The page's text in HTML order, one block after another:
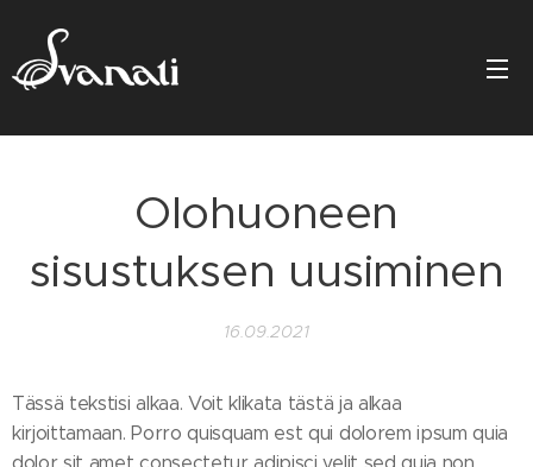
Olohuoneen
sisustuksen uusiminen
16.09.2021
Tässä tekstisi alkaa. Voit klikata tästä ja alkaa
kirjoittamaan. Porro quisquam est qui dolorem ipsum quia